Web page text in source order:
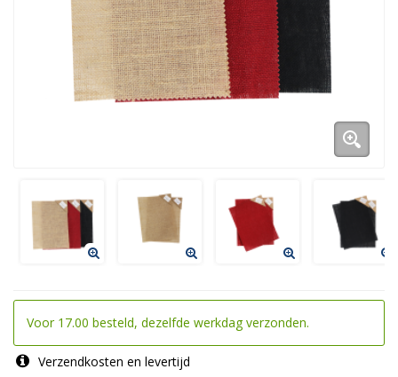
Voor 17.00 besteld, dezelfde werkdag verzonden.
Verzendkosten en levertijd